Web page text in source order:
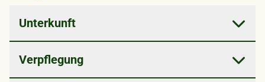
Unterkunft
Mehrbettzimmer
Verpflegung